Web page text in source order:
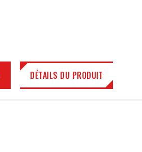
DÉTAILS DU PRODUIT